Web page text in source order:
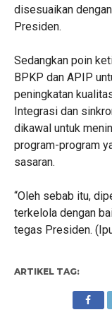
disesuaikan
Presiden.
Sedangkan poin
BPKP dan APIP
peningkatan
Integrasi dan
dikawal untuk
program-program
sasaran.
“Oleh sebab itu,
terkelola dengan
tegas Presiden.
ARTIKEL TAG: